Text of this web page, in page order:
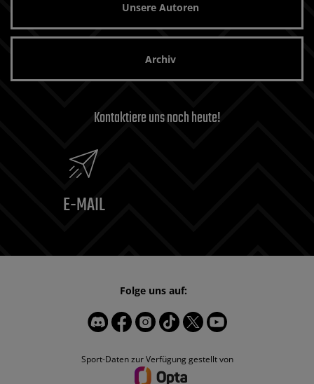
Unsere Autoren
Archiv
Kontaktiere uns noch heute!
E-MAIL
Sport-Daten zur Verfügung gestellt von
Folge uns auf: